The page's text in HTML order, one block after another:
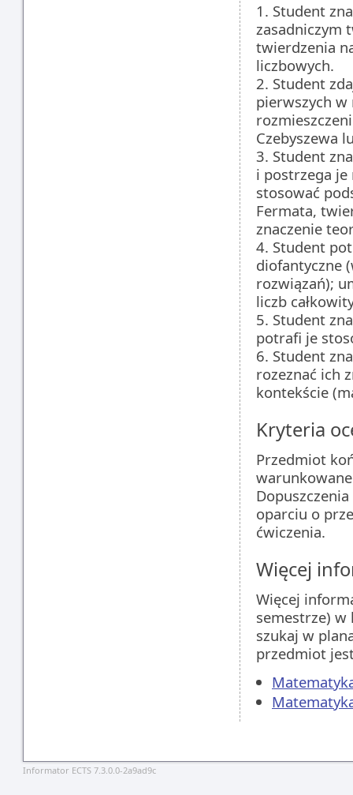
1. Student
zasadniczym
twierdzenia
liczbowych.
2. Student
pierwszych w
Czebyszewa
3. Student
i postrzega
stosować
Fermata,
znaczenie
4. Student
diofantyczne
rozwiązań);
liczb
5. Student
potrafi je
6. Student
rozeznać ich
kontekście
Kryteria
Przedmiot
oparciu o
ćwiczenia.
Więcej
Więcej
semestrze)
szukaj w
przedmiot
Informator ECTS 7.3.0.0-2a9ad9c